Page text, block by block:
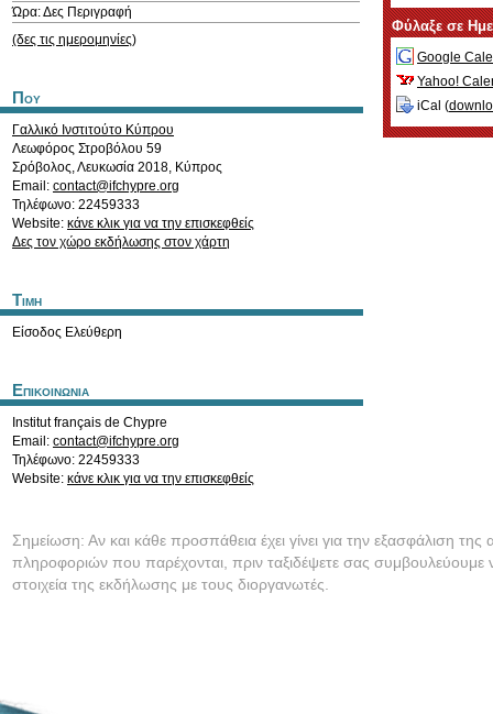
Ώρα: Δες Περιγραφή
(δες τις ημερομηνίες)
Που
Γαλλικό Ινστιτούτο Κύπρου
Λεωφόρος Στροβόλου 59
Σρόβολος,Λευκωσία 2018, Κύπρος
Email: contact@ifchypre.org
Τηλέφωνο: 22459333
Website: κάνε κλικ για να την επισκεφθείς
Δες τον χώρο εκδήλωσης στον χάρτη
Τιμη
Είσοδος Ελεύθερη
Επικοινωνια
Institut français de Chypre
Email: contact@ifchypre.org
Τηλέφωνο: 22459333
Website: κάνε κλικ για να την επισκεφθείς
Φύλαξε σε
Google
Yahoo!
iCal (
Σημείωση: Αν και κάθε προσπάθεια έχει γίνει για την εξασφάλιση της
πληροφοριών που παρέχονται, πριν ταξιδέψετε σας συμβουλεύουμε
στοιχεία της εκδήλωσης με τους διοργανωτές.